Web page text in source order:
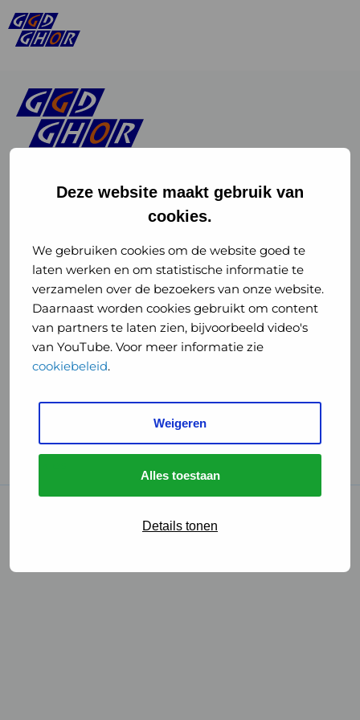
Deze website maakt gebruik van
cookies.
We gebruiken cookies om de website goed te
laten werken en om statistische informatie te
verzamelen over de bezoekers van onze website.
Daarnaast worden cookies gebruikt om content
van partners te laten zien, bijvoorbeeld video's
van YouTube. Voor meer informatie zie
cookiebeleid.
Weigeren
Alles toestaan
Details tonen
of
GGD
GHOR
Nederland
Instagram
of
GGD
GHOR
Nederland
GGD Reizen op social media
GGD Reizen
GGD Reisvaccinaties